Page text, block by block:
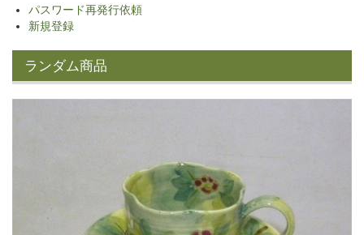
パスワード再発行依頼
新規登録
ランダム商品